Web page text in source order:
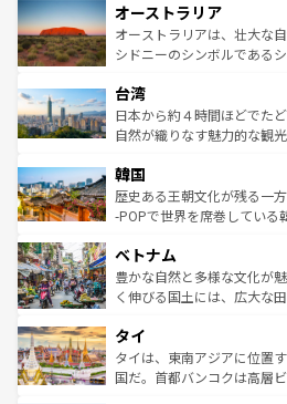
部のニューオーリンズでは
文化が魅力。旅行者はアメ
しみながら、その多様性と
ならではの贅沢な旅のスタイルだ。 なお、新着
情報はコンテンツ一覧を参
ワイ島は見逃せない。また
島だが、静かな自然を求め
おすすめ。エメラルドグリ
れるおもてなしの心で訪れ
人々、おいしいローカルフ
ク、伝統的なフラダンスな
ワイを、存分に味わってほしい。 なお、新着のハ
はコンテンツ一覧を参照し
オーストラリア
オーストラリアは、壮大な
シドニーのシンボルである
リアリーフや大陸中央部に
ク）、タスマニアの美しい
ど、見どころがたくさん。
いる。アクティビティも充
ビング、ハイキングなど、
い。オーストラリアの多彩
参照してほしい。
台湾
日本から約４時間ほどでた
自然が織りなす魅力的な観
ン）、静ひつな山岳地帯で
と山間の静けさが共存して
驚きをもたらしてくれる。
容にもいいと評判のスイー
が味わえる。 なお、新
照してほしい。
韓国
歴史ある王朝文化が残る一
-POPで世界を席巻している
き、地方に足を延ばせば四
できる。そして、キムチや
まで、さまざまな韓国料理
リティに包まれながら、韓
わってみてほ
覧を参照してほしい。
ベトナム
豊かな自然と多様な文化が
く伸びる国土には、広大な
急速な発展と共に伝統が息
ーチミン市のフランス統治
醸し出している。また、バ
タイ
タイは、東南アジアに位置
国だ。首都バンコクは高層